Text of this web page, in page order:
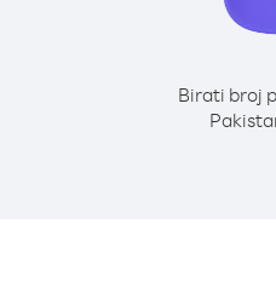
Birati broj